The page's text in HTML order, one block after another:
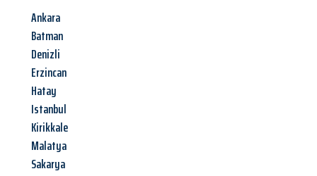
Ankara
Batman
Denizli
Erzincan
Hatay
Istanbul
Kirikkale
Malatya
Sakarya